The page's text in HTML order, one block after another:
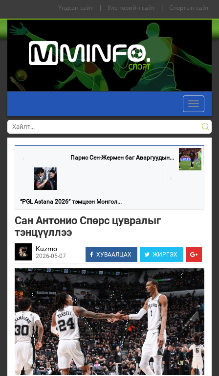
Үндсэн сайт | Улс төрийн сайт | Спортын сайт
Toggle
Парис Сен-Жермен баг Аваргуудын...
“PGL Astana 2026” тэмцээн Монгол...
Сан Антонио Спөрс цувралыг
тэнцүүллээ
Kuzmo
2026-05-07 ХУВААЛЦАХ ЖИРГЭХ